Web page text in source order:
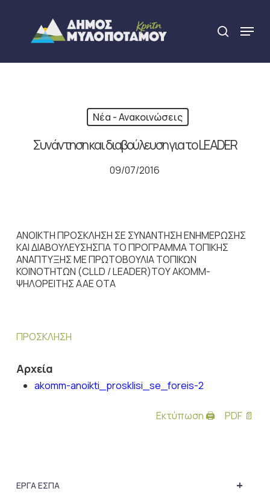
content
search
Menu
Νέα - Ανακοινώσεις
Συνάντηση και διαβούλευση για το LEADER
09/07/2016
ΑΝΟΙΚΤΗ ΠΡΟΣΚΛΗΣΗ ΣΕ ΣΥΝΑΝΤΗΣΗ ΕΝΗΜΕΡΩΣΗΣ
ΚΑΙ ΔΙΑΒΟΥΛΕΥΣΗΣΓΙΑ ΤΟ ΠΡΟΓΡΑΜΜΑ ΤΟΠΙΚΗΣ
ΑΝΑΠΤΥΞΗΣ ΜΕ ΠΡΩΤΟΒΟΥΛΙΑ ΤΟΠΙΚΩΝ
ΚΟΙΝΟΤΗΤΩΝ (CLLD / LEADER)ΤΟΥ ΑΚΟΜΜ-
ΨΗΛΟΡΕΙΤΗΣ ΑΑΕ ΟΤΑ
ΠΡΟΣΚΛΗΣΗ
Αρχεία
akomm-anoikti_prosklisi_se_foreis-2
Εκτύπωση 🖨 PDF 📄
+
ΕΡΓΑ ΕΣΠΑ
Close